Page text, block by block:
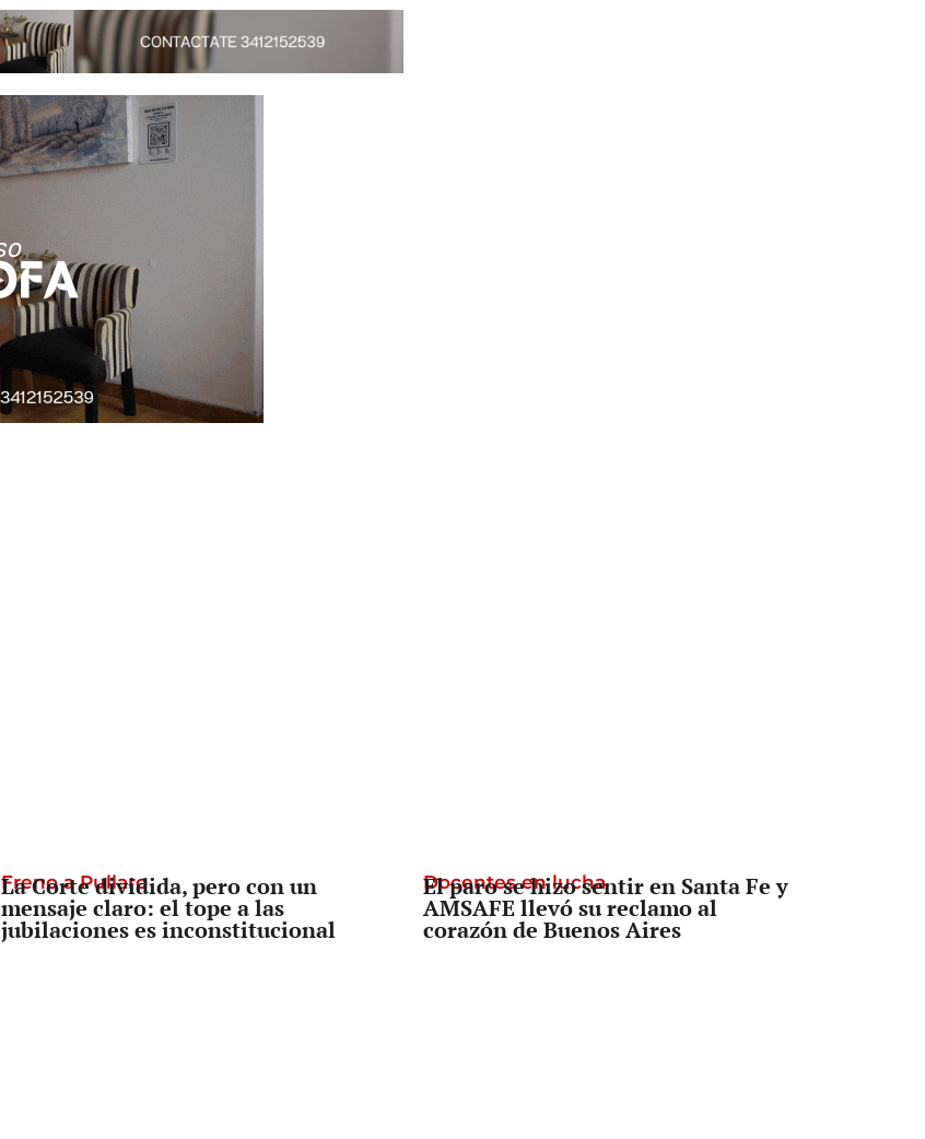
Freno a Pullaro
La Corte dividida, pero con un
mensaje claro: el tope a las
jubilaciones es inconstitucional
Docentes en lucha
El paro se hizo sentir en Santa Fe y
AMSAFE llevó su reclamo al
corazón de Buenos Aires